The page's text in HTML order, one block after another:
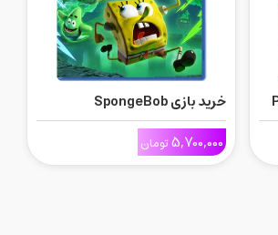
خرید بازی SpongeBob
SquarePants: Titans of the
Tide برای Ps5
5,700,000تومان